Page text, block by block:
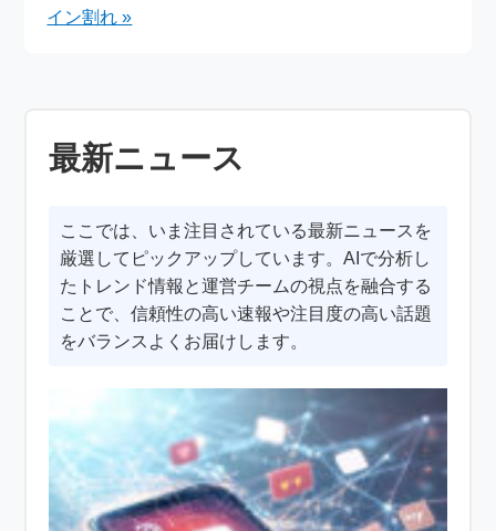
イン割れ »
最新ニュース
ここでは、いま注目されている最新ニュースを
厳選してピックアップしています。AIで分析し
たトレンド情報と運営チームの視点を融合する
ことで、信頼性の高い速報や注目度の高い話題
をバランスよくお届けします。